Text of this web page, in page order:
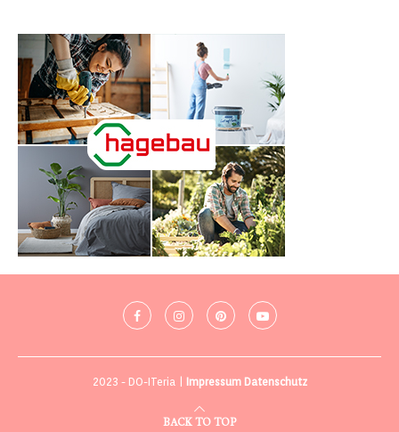
2023 - DO-ITeria | Impressum Datenschutz
BACK TO TOP